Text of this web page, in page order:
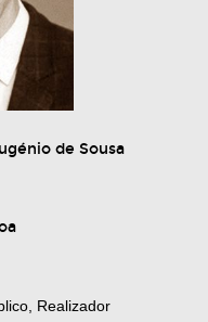
de Sousa
Realizador